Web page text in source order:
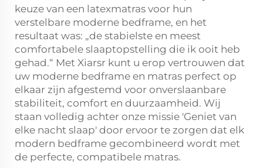
keuze van een latexmatras voor hun
verstelbare moderne bedframe, en het
resultaat was: „de stabielste en meest
comfortabele slaaptopstelling die ik ooit heb
gehad.“ Met Xiarsr kunt u erop vertrouwen dat
uw moderne bedframe en matras perfect op
elkaar zijn afgestemd voor onverslaanbare
stabiliteit, comfort en duurzaamheid. Wij
staan volledig achter onze missie 'Geniet van
elke nacht slaap' door ervoor te zorgen dat elk
modern bedframe gecombineerd wordt met
de perfecte, compatibele matras.